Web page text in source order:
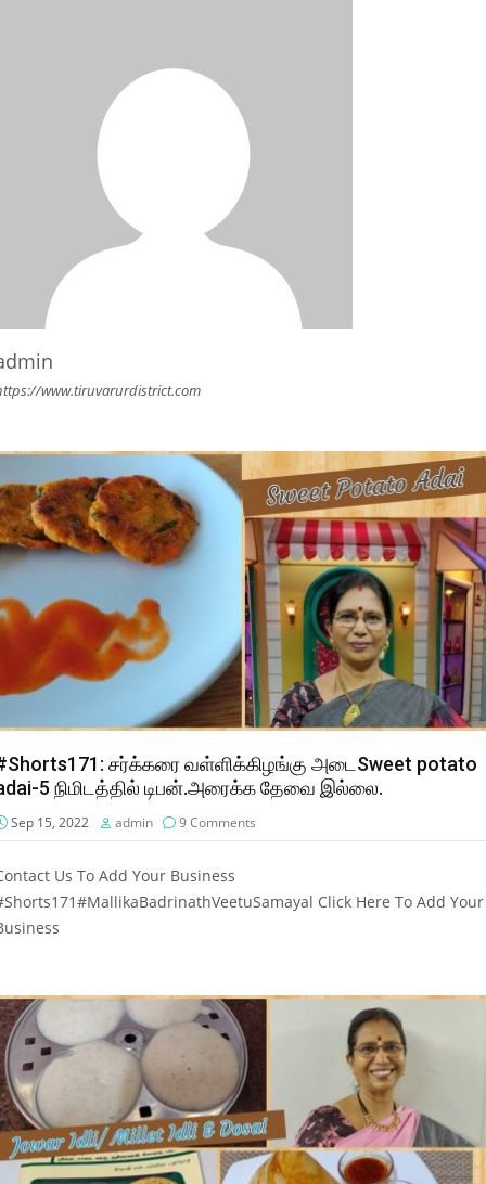
www.tiruvarurdistrict.com
சர்க்கரை வள்ளிக்கிழங்கு அடைSweet potato
5 நிமிடத்தில் டிபன்.அரைக்க தேவை இல்லை.
Sep 15, 2022 admin 9 Comments
Us To Add Your Business
Click Here To Add Your